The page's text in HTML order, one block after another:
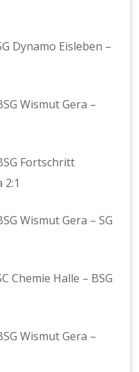
Dynamo Eisleben –
Wismut Gera –
Fortschritt
Wismut Gera – SG
Chemie Halle – BSG
Wismut Gera –